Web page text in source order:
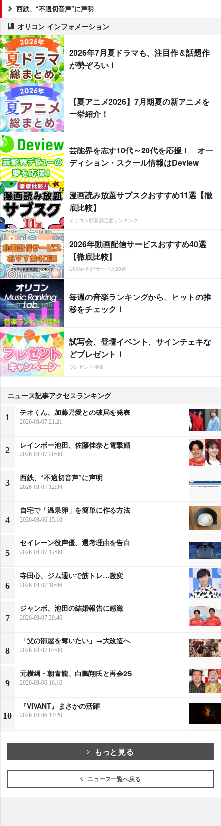
西鉄、“不適切音声”に声明
オリコン インフォメーション
2026年7月夏ドラマも、注目作＆話題作
が勢ぞろい！
【夏アニメ2026】7月期夏の新アニメを
一挙紹介！
芸能界を志す10代～20代を応援！ オー
ディション・スクール情報はDeview
漫画読み放題サブスクおすすめ11選【徹
底比較】
オリコン顧客満足度ランキング
2026年動画配信サービスおすすめ40選
【徹底比較】
CS動画配信サービス20選
毎週の音楽ランキングから、ヒットの推
移をチェック！
試写会、登壇イベント、サインチェキな
どプレゼント！
プレゼント特集
ニュース記事アクセスランキング
1
テオくん、加藤乃愛との破局を発表
2026-08-07 21:21
2
レインボー池田、佐藤佳奈と電撃婚
2026-08-07 20:00
3
西鉄、“不適切音声”に声明
2026-08-07 12:34
4
自宅で「温泉卵」を簡単に作る方法
2026-08-06 15:10
5
セイレーン役声優、選考理由を告白
2026-08-07 12:00
6
寺田心、ジム通いで筋トレ…激変
2026-08-07 10:46
7
ジャンボ、池田の結婚報告に感激
2026-08-07 20:46
8
「父の部屋を奪いたい」→大改造へ
2026-08-07 07:00
9
元横綱・朝青龍、白鵬翔氏と再会2S
2026-08-06 16:16
10
『VIVANT』まさかの活躍
2026-08-06 14:20
もっと見る
ニュース一覧へ戻る